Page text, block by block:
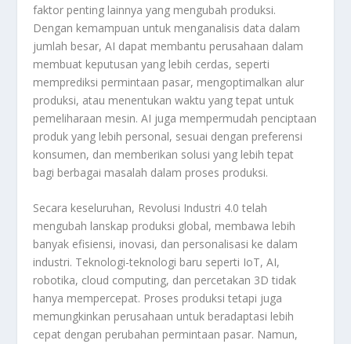
faktor penting lainnya yang mengubah produksi.
Dengan kemampuan untuk menganalisis data dalam
jumlah besar, AI dapat membantu perusahaan dalam
membuat keputusan yang lebih cerdas, seperti
memprediksi permintaan pasar, mengoptimalkan alur
produksi, atau menentukan waktu yang tepat untuk
pemeliharaan mesin. AI juga mempermudah penciptaan
produk yang lebih personal, sesuai dengan preferensi
konsumen, dan memberikan solusi yang lebih tepat
bagi berbagai masalah dalam proses produksi.
Secara keseluruhan, Revolusi Industri 4.0 telah
mengubah lanskap produksi global, membawa lebih
banyak efisiensi, inovasi, dan personalisasi ke dalam
industri. Teknologi-teknologi baru seperti IoT, AI,
robotika, cloud computing, dan percetakan 3D tidak
hanya mempercepat. Proses produksi tetapi juga
memungkinkan perusahaan untuk beradaptasi lebih
cepat dengan perubahan permintaan pasar. Namun,